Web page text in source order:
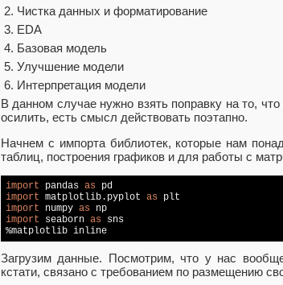
Чистка данных и форматирование
EDA
Базовая модель
Улучшение модели
Интерпретация модели
В данном случае нужно взять поправку на то,
осилить, есть смысл действовать поэтапно.
Начнем с импорта библиотек, которые нам
таблиц, построения графиков и для работы с
import pandas as
import matplotlib.pyplot as
import numpy as
import seaborn as sns
%matplotlib inline
Загрузим данные. Посмотрим, что у нас
кстати, связано с требованием по размещению